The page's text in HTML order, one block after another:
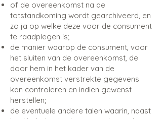
of de overeenkomst na de
totstandkoming wordt gearchiveerd, en
zo ja op welke deze voor de consument
te raadplegen is;
de manier waarop de consument, voor
het sluiten van de overeenkomst, de
door hem in het kader van de
overeenkomst verstrekte gegevens
kan controleren en indien gewenst
herstellen;
de eventuele andere talen waarin, naast